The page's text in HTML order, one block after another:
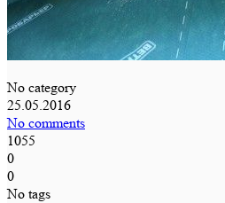
No category
25.05.2016
No comments
1055
0
0
No tags